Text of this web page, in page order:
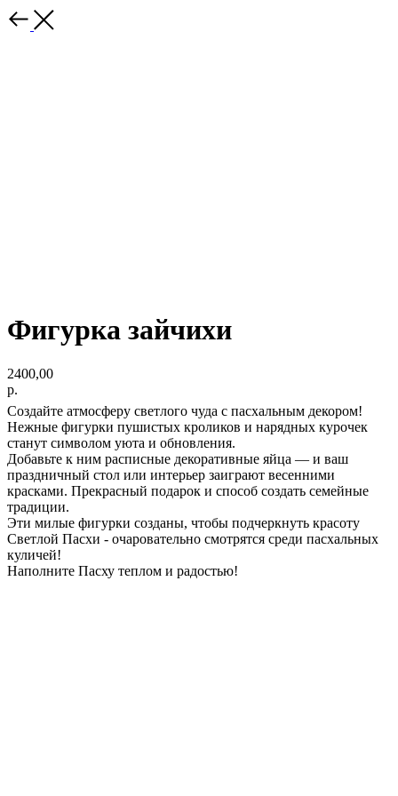
Фигурка зайчихи
2400,00
р.
Создайте атмосферу светлого чуда с пасхальным декором!
Нежные фигурки пушистых кроликов и нарядных курочек
станут символом уюта и обновления.
Добавьте к ним расписные декоративные яйца — и ваш
праздничный стол или интерьер заиграют весенними
красками. Прекрасный подарок и способ создать семейные
традиции.
Эти милые фигурки созданы, чтобы подчеркнуть красоту
Светлой Пасхи - очаровательно смотрятся среди пасхальных
куличей!
Наполните Пасху теплом и радостью!